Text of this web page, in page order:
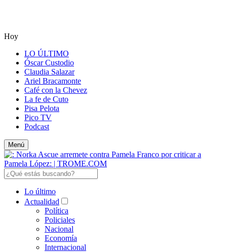
Hoy
LO ÚLTIMO
Óscar Custodio
Claudia Salazar
Ariel Bracamonte
Café con la Chevez
La fe de Cuto
Pisa Pelota
Pico TV
Podcast
Menú
Lo último
Actualidad
Política
Policiales
Nacional
Economía
Internacional